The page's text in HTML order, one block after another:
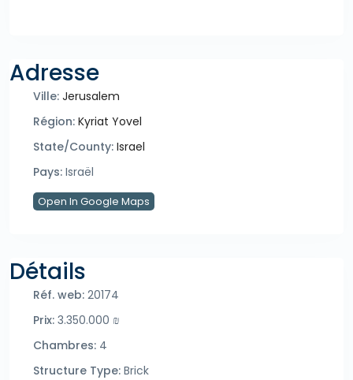
Adresse
Ville: Jerusalem
Région: Kyriat Yovel
State/County: Israel
Pays: Israël
Open In Google Maps
Détails
Réf. web: 20174
Prix: 3.350.000 ₪
Chambres: 4
Structure Type: Brick